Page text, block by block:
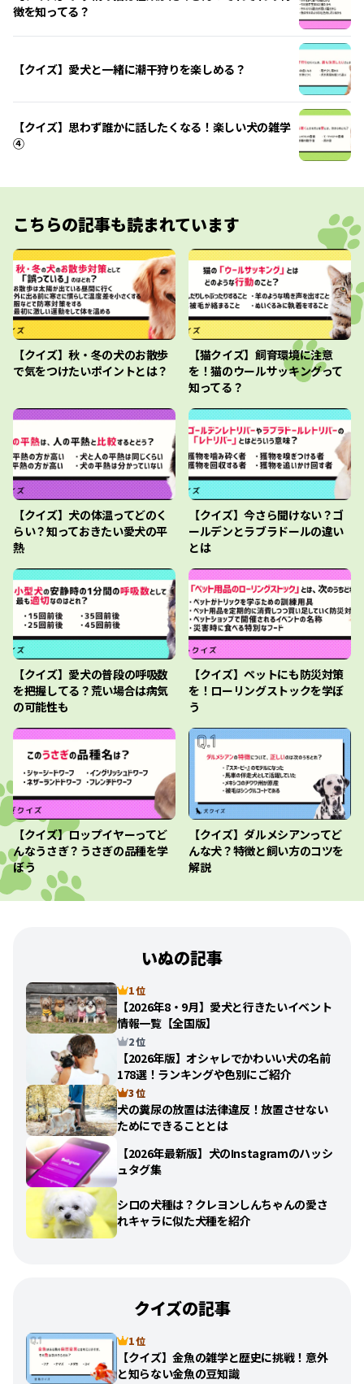
徴を知ってる？
【クイズ】愛犬と一緒に潮干狩りを楽しめる？
【クイズ】思わず誰かに話したくなる！楽しい犬の雑学
④
こちらの記事も読まれています
【クイズ】秋・冬の犬のお散歩
で気をつけたいポイントとは？
【猫クイズ】飼育環境に注意
を！猫のウールサッキングって
知ってる？
【クイズ】犬の体温ってどのく
らい？知っておきたい愛犬の平
熱
【クイズ】今さら聞けない？ゴ
ールデンとラブラドールの違い
とは
【クイズ】愛犬の普段の呼吸数
を把握してる？荒い場合は病気
の可能性も
【クイズ】ペットにも防災対策
を！ローリングストックを学ぼ
う
【クイズ】ロップイヤーってど
んなうさぎ？うさぎの品種を学
ぼう
【クイズ】ダルメシアンってど
んな犬？特徴と飼い方のコツを
解説
いぬの記事
1 位
【2026年8・9月】愛犬と行きたいイベント
情報一覧【全国版】
2 位
【2026年版】オシャレでかわいい犬の名前
178選！ランキングや色別にご紹介
3 位
犬の糞尿の放置は法律違反！放置させない
ためにできることとは
【2026年最新版】犬のInstagramのハッシ
ュタグ集
シロの犬種は？クレヨンしんちゃんの愛さ
れキャラに似た犬種を紹介
クイズの記事
1 位
【クイズ】金魚の雑学と歴史に挑戦！意外
と知らない金魚の豆知識